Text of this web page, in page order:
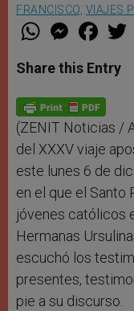
FRANCISCO VIAJES
W
t
s
p
p
M
e
s
e
g
e
r
F
a
e
b
o
k
Share this Entry
(ZENIT Noticias /
del XXXV viaje
este lunes 6 de
en el que el Santo
jóvenes católicos
Hermanas
escuchó los
presentes,
pie a su discurso.